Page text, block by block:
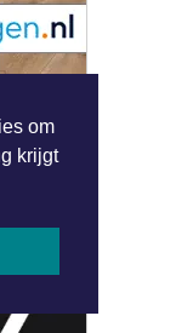
om
krijgt